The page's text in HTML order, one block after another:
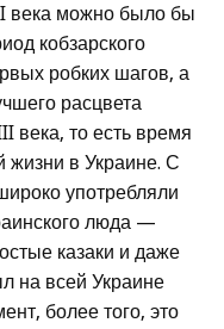
века можно было бы
кобзарского
робких шагов, а
расцвета
века, то есть время
жизни в Украине. С
употребляли
люда —
казаки и даже
на всей Украине
более того, это